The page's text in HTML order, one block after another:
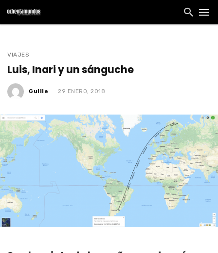
VIAJES
Luis, Inari y un sánguche
Guille 29 ENERO, 2018